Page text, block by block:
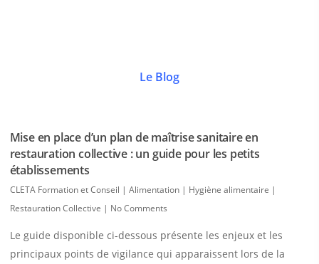
Le Blog
Mise en place d’un plan de maîtrise sanitaire en
restauration collective : un guide pour les petits
établissements
CLETA Formation et Conseil | Alimentation | Hygiène alimentaire |
Restauration Collective | No Comments
Le guide disponible ci-dessous présente les enjeux et les
principaux points de vigilance qui apparaissent lors de la